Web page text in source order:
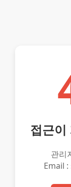
접근이
관리
Email